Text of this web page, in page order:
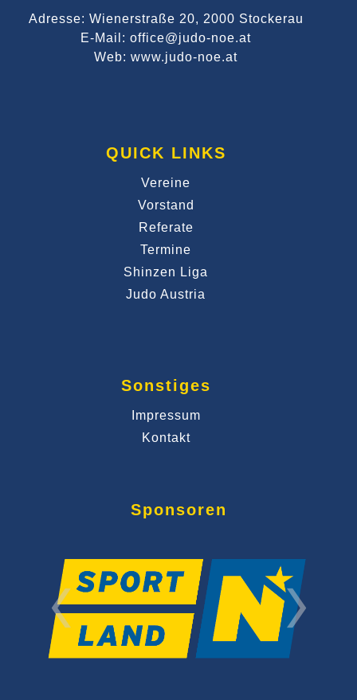
Adresse: Wienerstraße 20, 2000 Stockerau
E-Mail: office@judo-noe.at
Web: www.judo-noe.at
QUICK LINKS
Vereine
Vorstand
Referate
Termine
Shinzen Liga
Judo Austria
Sonstiges
Impressum
Kontakt
Sponsoren